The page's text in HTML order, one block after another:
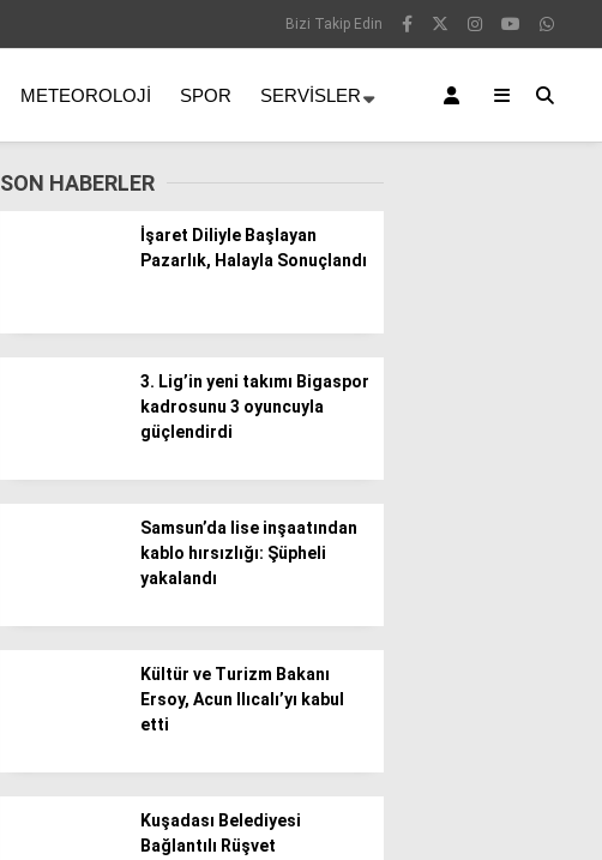
Politika / Siyaset
Bizi Takip Edin
METEOROLOJI SPOR SERVISLER
SON HABERLER
İşaret Diliyle Başlayan
Pazarlık, Halayla Sonuçlandı
3. Lig’in yeni takımı Bigaspor
kadrosunu 3 oyuncuyla
güçlendirdi
Samsun’da lise inşaatından
kablo hırsızlığı: Şüpheli
yakalandı
Kültür ve Turizm Bakanı
Ersoy, Acun Ilıcalı’yı kabul
etti
Kuşadası Belediyesi
Bağlantılı Rüşvet